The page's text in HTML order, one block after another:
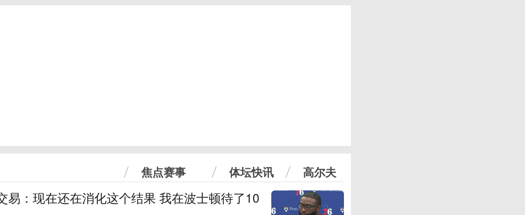
焦点赛事 体坛快讯 高尔夫
易：现在还在消化这个结果 我在波士顿待了10